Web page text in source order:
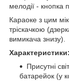
мелодії - кнопка
Караоке з цим
тріскачкою
вимикача знизу).
Характеристики:
Присутні
батарейок (у